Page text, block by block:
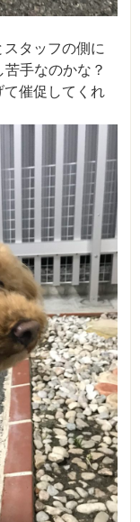
タッフの側に
手なのかな？
催促してくれ